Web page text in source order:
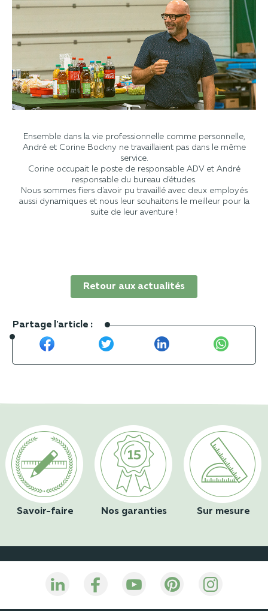
Ensemble dans la vie professionnelle comme personnelle,
André et Corine Bockny ne travaillaient pas dans le même
service.
Corine occupait le poste de responsable ADV et André
responsable du bureau d'études.
Nous sommes fiers d'avoir pu travaillé avec deux employés
aussi dynamiques et nous leur souhaitons le meilleur pour la
suite de leur aventure !
Retour aux actualités
Partage l'article :
Savoir-faire Nos garanties Sur mesure